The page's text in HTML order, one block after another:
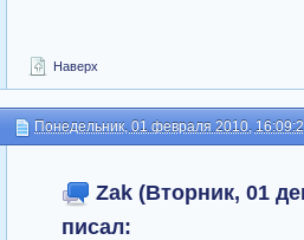
Наверх
Понедельник, 01 февраля 2010,
Zak (Вторник, 01
писал: